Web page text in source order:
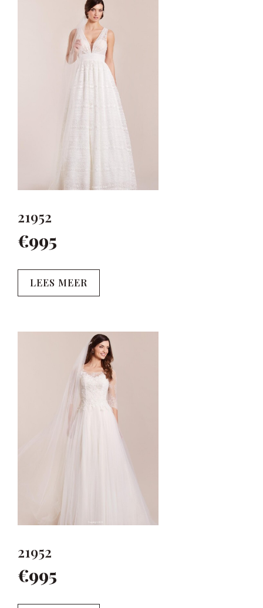
21952
€995
LEES MEER
21952
€995